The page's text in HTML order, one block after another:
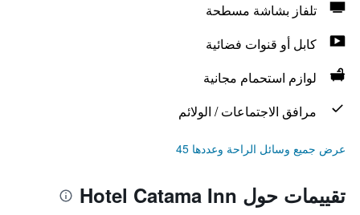
تلفاز بشاشة مسطحة
كابل أو قنوات فضائية
لوازم استحمام مجانية
مرافق الاجتماعات / الولائم
عرض جميع وسائل الراحة وعددها 45
تقييمات حول Hotel Catama Inn